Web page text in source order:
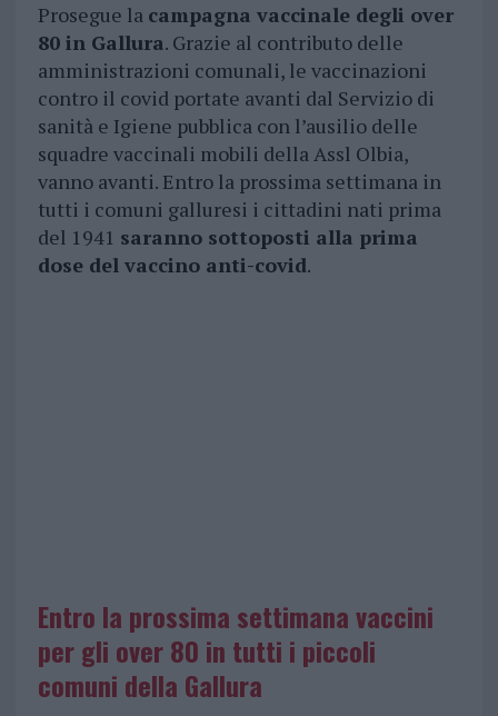
Prosegue la campagna vaccinale degli over
80 in Gallura. Grazie al contributo delle
amministrazioni comunali, le vaccinazioni
contro il covid portate avanti dal Servizio di
sanità e Igiene pubblica con l’ausilio delle
squadre vaccinali mobili della Assl Olbia,
vanno avanti. Entro la prossima settimana in
tutti i comuni galluresi i cittadini nati prima
del 1941 saranno sottoposti alla prima
dose del vaccino anti-covid.
Entro la prossima settimana vaccini
per gli over 80 in tutti i piccoli
comuni della Gallura